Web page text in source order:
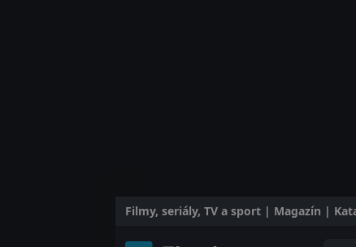
Filmy, seriály, TV a sport | Magazín |